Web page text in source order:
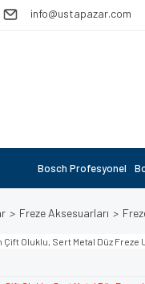
info@ustapazar.com
Bosch Profesyonel
Freze Aksesuarları